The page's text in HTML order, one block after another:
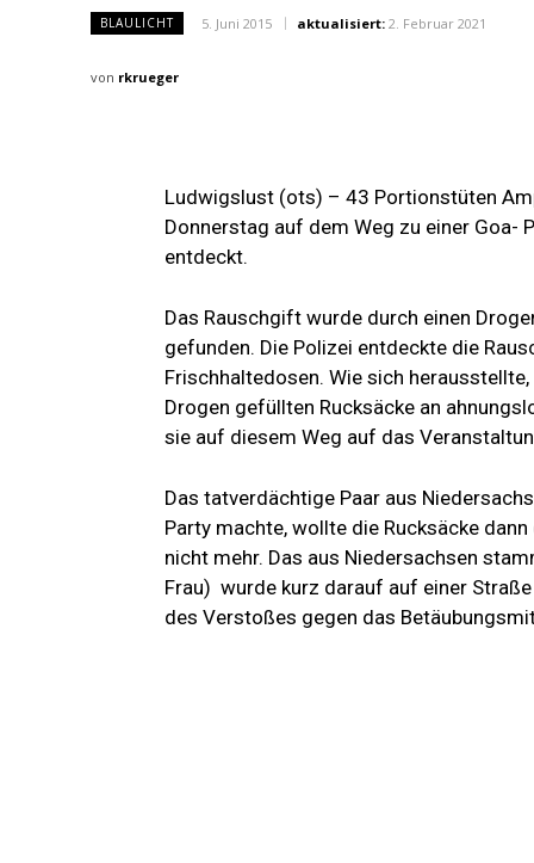
BLAULICHT 5. Juni 2015 aktualisiert: 2. Februar 2021
von rkrueger
Ludwigslust (ots) – 43 Portionstüten
Donnerstag auf dem Weg zu einer
entdeckt.
Das Rauschgift wurde durch einen
gefunden. Die Polizei entdeckte die
Frischhaltedosen. Wie sich
Drogen gefüllten Rucksäcke an
sie auf diesem Weg auf das
Das tatverdächtige Paar aus
Party machte, wollte die Rucksäcke
nicht mehr. Das aus Niedersachsen
Frau) wurde kurz darauf auf einer
des Verstoßes gegen das